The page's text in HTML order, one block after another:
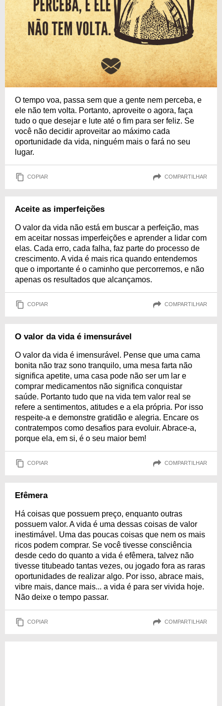
O tempo voa, passa sem que a gente nem perceba, e
ele não tem volta. Portanto, aproveite o agora, faça
tudo o que desejar e lute até o fim para ser feliz. Se
você não decidir aproveitar ao máximo cada
oportunidade da vida, ninguém mais o fará no seu
lugar.
COPIAR COMPARTILHAR
Aceite as imperfeições
O valor da vida não está em buscar a perfeição, mas
em aceitar nossas imperfeições e aprender a lidar com
elas. Cada erro, cada falha, faz parte do processo de
crescimento. A vida é mais rica quando entendemos
que o importante é o caminho que percorremos, e não
apenas os resultados que alcançamos.
COPIAR COMPARTILHAR
O valor da vida é imensurável
O valor da vida é imensurável. Pense que uma cama
bonita não traz sono tranquilo, uma mesa farta não
significa apetite, uma casa pode não ser um lar e
comprar medicamentos não significa conquistar
saúde. Portanto tudo que na vida tem valor real se
refere a sentimentos, atitudes e a ela própria. Por isso
respeite-a e demonstre gratidão e alegria. Encare os
contratempos como desafios para evoluir. Abrace-a,
porque ela, em si, é o seu maior bem!
COPIAR COMPARTILHAR
Efêmera
Há coisas que possuem preço, enquanto outras
possuem valor. A vida é uma dessas coisas de valor
inestimável. Uma das poucas coisas que nem os mais
ricos podem comprar. Se você tivesse consciência
desde cedo do quanto a vida é efêmera, talvez não
tivesse titubeado tantas vezes, ou jogado fora as raras
oportunidades de realizar algo. Por isso, abrace mais,
vibre mais, dance mais... a vida é para ser vivida hoje.
Não deixe o tempo passar.
COPIAR COMPARTILHAR